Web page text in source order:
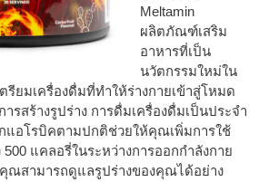
Meltamin
ผลิตภัณฑ์เสริม
อาหารที่เป็น
นวัตกรรมใหม่ใน
รียมเครื่องดื่มที่ทำให้ร่างกายเข้าสู่โหมด
รสร้างรูปร่าง การดื่มเครื่องดื่มเป็นประจำ
แอโรบิคตามปกติช่วยให้คุณเพิ่มการใช้
แคลอรี่ในระหว่างการออกกำลังกาย
ณสามารถดูแลรูปร่างของคุณได้อย่าง